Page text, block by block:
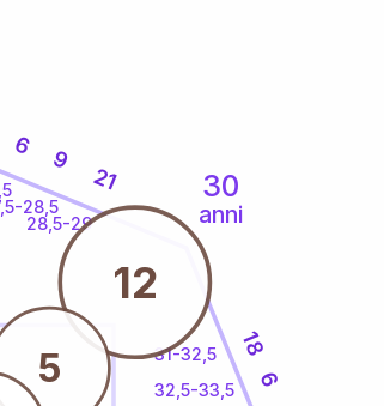
30
anni
28,5
28,5-29
31-32,5
32,5-33,5
6
9
21
18
6
12
5